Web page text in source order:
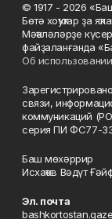
© 1917 - 2026
Бөтә хоҡуҡтар ҙа
Мәҡәләләрҙе
файҙаланғанда
Об
связи,
коммуникаций
серия ПИ ФС77-
Баш мөхәррир
Исхаҡов Вәдүт
Эл. почта